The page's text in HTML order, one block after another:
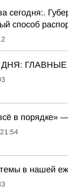
сегодня:.
способ
в порядке»
в нашей